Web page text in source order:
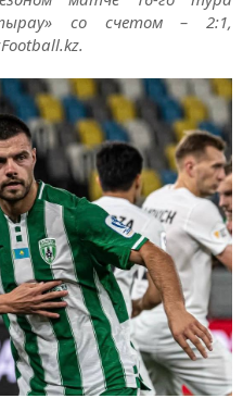
со счетом – 2:1,